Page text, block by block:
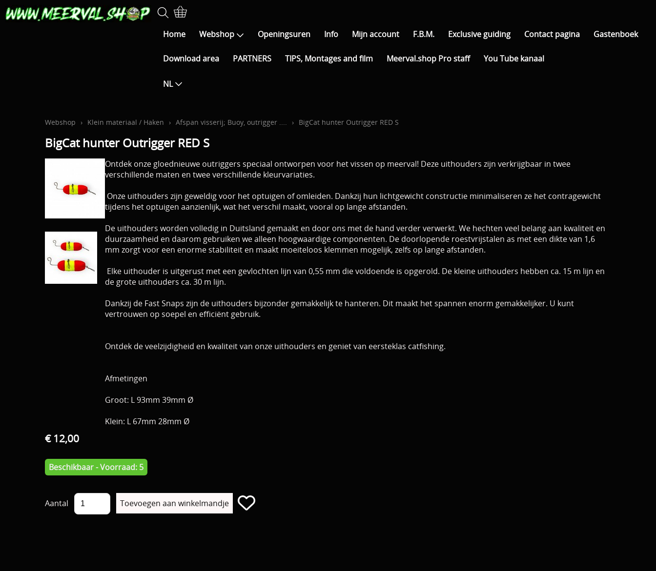
Home Webshop Openingsuren Info Mijn account F.B.M. Exclusive guiding Contact pagina Gastenboek
Download area PARTNERS TIPS, Montages and film Meerval.shop Pro staff You Tube kanaal
NL
Webshop › Klein materiaal / Haken › Afspan visserij; Buoy, outrigger .... › BigCat hunter Outrigger RED S
BigCat hunter Outrigger RED S
Ontdek onze gloednieuwe outriggers speciaal ontworpen voor het vissen op meerval! Deze uithouders zijn verkrijgbaar in twee
verschillende maten en twee verschillende kleurvariaties.
Onze uithouders zijn geweldig voor het optuigen of omleiden. Dankzij hun lichtgewicht constructie minimaliseren ze het contragewicht
tijdens het optuigen aanzienlijk, wat het verschil maakt, vooral op lange afstanden.
De uithouders worden volledig in Duitsland gemaakt en door ons met de hand verder verwerkt. We hechten veel belang aan kwaliteit en
duurzaamheid en daarom gebruiken we alleen hoogwaardige componenten. De doorlopende roestvrijstalen as met een dikte van 1,6
mm zorgt voor een enorme stabiliteit en maakt moeiteloos klemmen mogelijk, zelfs op lange afstanden.
Elke uithouder is uitgerust met een gevlochten lijn van 0,55 mm die voldoende is opgerold. De kleine uithouders hebben ca. 15 m lijn en
de grote uithouders ca. 30 m lijn.
Dankzij de Fast Snaps zijn de uithouders bijzonder gemakkelijk te hanteren. Dit maakt het spannen enorm gemakkelijker. U kunt
vertrouwen op soepel en efficiënt gebruik.
Ontdek de veelzijdigheid en kwaliteit van onze uithouders en geniet van eersteklas catfishing.
Afmetingen
Groot: L 93mm 39mm Ø
Klein: L 67mm 28mm Ø
€ 12,00
Beschikbaar - Voorraad: 5
Aantal